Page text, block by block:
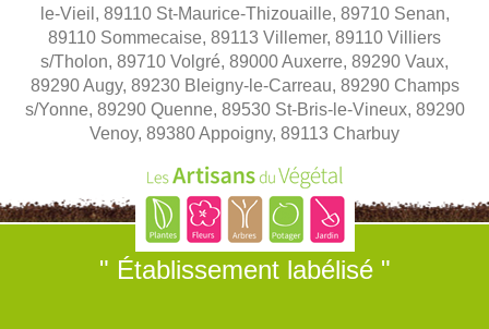
le-Vieil, 89110 St-Maurice-Thizouaille, 89710 Senan,
89110 Sommecaise, 89113 Villemer, 89110 Villiers
s/Tholon, 89710 Volgré, 89000 Auxerre, 89290 Vaux,
89290 Augy, 89230 Bleigny-le-Carreau, 89290 Champs
s/Yonne, 89290 Quenne, 89530 St-Bris-le-Vineux, 89290
Venoy, 89380 Appoigny, 89113 Charbuy
" Établissement labélisé "